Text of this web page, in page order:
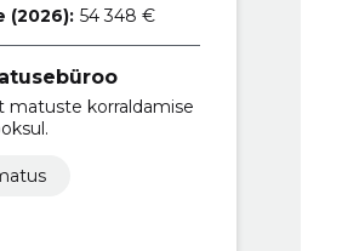
(2026): 54 348 €
matuste korraldamise